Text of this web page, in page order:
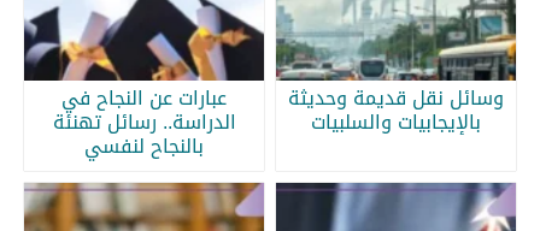
وسائل نقل قديمة وحديثة
بالإيجابيات والسلبيات
عبارات عن النجاح في
الدراسة.. رسائل تهنئة
بالنجاح لنفسي